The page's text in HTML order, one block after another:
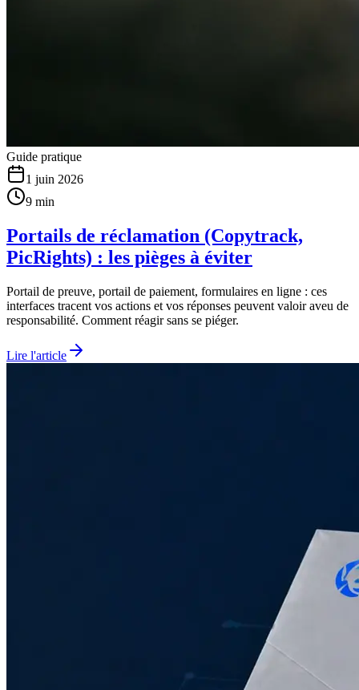
Guide pratique
1 juin 2026
9 min
Portails de réclamation (Copytrack,
PicRights) : les pièges à éviter
Portail de preuve, portail de paiement, formulaires en ligne : ces
interfaces tracent vos actions et vos réponses peuvent valoir aveu de
responsabilité. Comment réagir sans se piéger.
Lire l'article